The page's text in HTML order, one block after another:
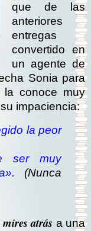
que de las
anteriores
entregas
convertido en
un agente de
Sonia para
la conoce muy
impaciencia:
la peor
ser muy
». (Nunca
atrás a una